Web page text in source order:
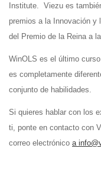
Institute. Viezu es
premios a la Innovación y
del Premio de la Reina a
WinOLS es el último
es completamente
conjunto de habilidades.
Si quieres hablar con los
ti, ponte en contacto con
correo electrónico a